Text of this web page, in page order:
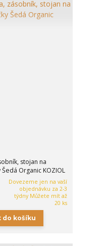
stojan na
Organic KOZIOL
Dovezeme jen na vaší
objednávku za 2-3
týdny Můžete mít až
20 ks
do košíku